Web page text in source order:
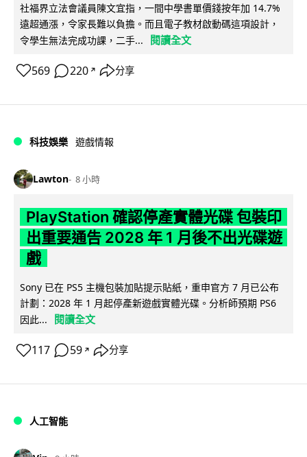
社福界立法會議員陳文宜指，一間中學書單價錢按年加 14.7%
遠超通漲，令家長難以負擔。而且電子教材啟動碼這項設計，
令學生無法完成功課，二手...
閱讀全文
569 220 ↗ 分享
科技娛樂 遊戲情報
Lawton 8 小時
PlayStation 確認停產實體光碟 包裝印
出重要通告 2028 年 1 月後不出光碟遊
戲
Sony 已在 PS5 主機包裝加貼提示貼紙，重申官方 7 月已公布
計劃：2028 年 1 月起停產新遊戲實體光碟。分析師預期 PS6
因此...
閱讀全文
117 59 ↗ 分享
人工智能